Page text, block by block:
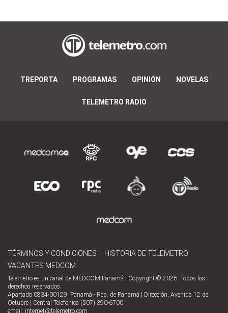
TREPORTA PROGRAMAS OPINIÓN NOVELAS
TELEMETRO RADIO
TÉRMINOS Y CONDICIONES
HISTORIA DE TELEMETRO
VACANTES MEDCOM
Telemetro es un canal de MEDCOM Panamá | Copyright © 2026. Todos los
derechos reservados.
Apartado 0834-00129, Panamá - Rep. de Panamá | Dirección, Avenida 12 de
Octubre | Central Telefónica (507) 390-6700
email: internet@telemetro.com